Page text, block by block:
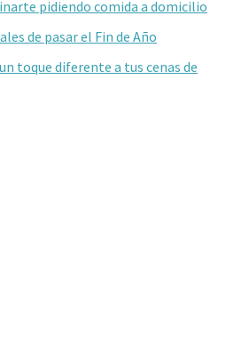
pidiendo comida a domicilio
de pasar el Fin de Año
toque diferente a tus cenas de